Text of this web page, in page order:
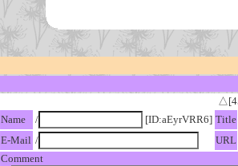
Name
/ [ID:aEyrVRR6] Title
E-Mail /
URL
Comment